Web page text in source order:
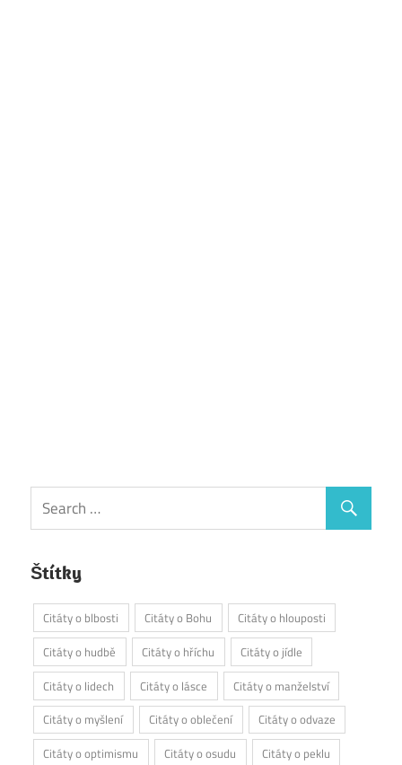
Štítky
Citáty o blbosti Citáty o Bohu
Citáty o hlouposti
Citáty o hudbě
Citáty o hříchu
Citáty o jídle
Citáty o lidech
Citáty o lásce
Citáty o manželství
Citáty o myšlení
Citáty o oblečení
Citáty o odvaze
Citáty o optimismu
Citáty o osudu Citáty o peklu